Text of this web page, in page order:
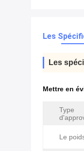
Les
Les
Mettre en
Type
Le